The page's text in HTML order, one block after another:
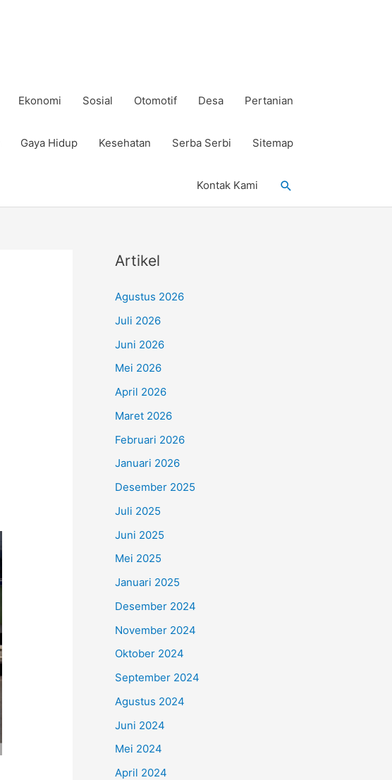
Ekonomi Sosial Otomotif Desa Pertanian
Gaya Hidup Kesehatan Serba Serbi Sitemap
Kontak Kami Cari
Artikel
Agustus 2026
Juli 2026
Juni 2026
Mei 2026
April 2026
Maret 2026
Februari 2026
Januari 2026
Desember 2025
Juli 2025
Juni 2025
Mei 2025
Januari 2025
Desember 2024
November 2024
Oktober 2024
September 2024
Agustus 2024
Juni 2024
Mei 2024
April 2024